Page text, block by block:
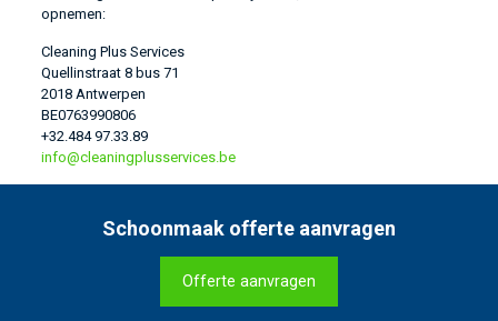
opnemen:
Cleaning Plus Services
Quellinstraat 8 bus 71
2018 Antwerpen
BE0763990806
+32.484 97.33.89
info@cleaningplusservices.be
Schoonmaak offerte aanvragen
Offerte aanvragen